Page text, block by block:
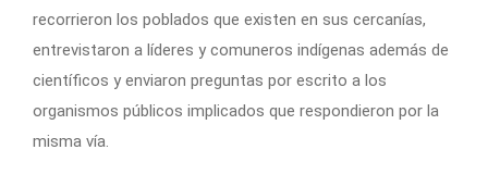
recorrieron los poblados que existen en sus cercanías,
entrevistaron a líderes y comuneros indígenas además de
científicos y enviaron preguntas por escrito a los
organismos públicos implicados que respondieron por la
misma vía.